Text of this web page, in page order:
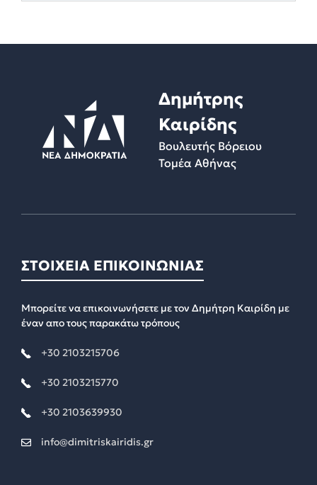
Δημήτρης
Καιρίδης
Βουλευτής Βόρειου
Τομέα Αθήνας
ΣΤΟΙΧΕΙΑ ΕΠΙΚΟΙΝΩΝΙΑΣ
Μπορείτε να επικοινωνήσετε με τον Δημήτρη Καιρίδη με
έναν απο τους παρακάτω τρόπους
+30 2103215706
+30 2103215770
+30 2103639930
info@dimitriskairidis.gr